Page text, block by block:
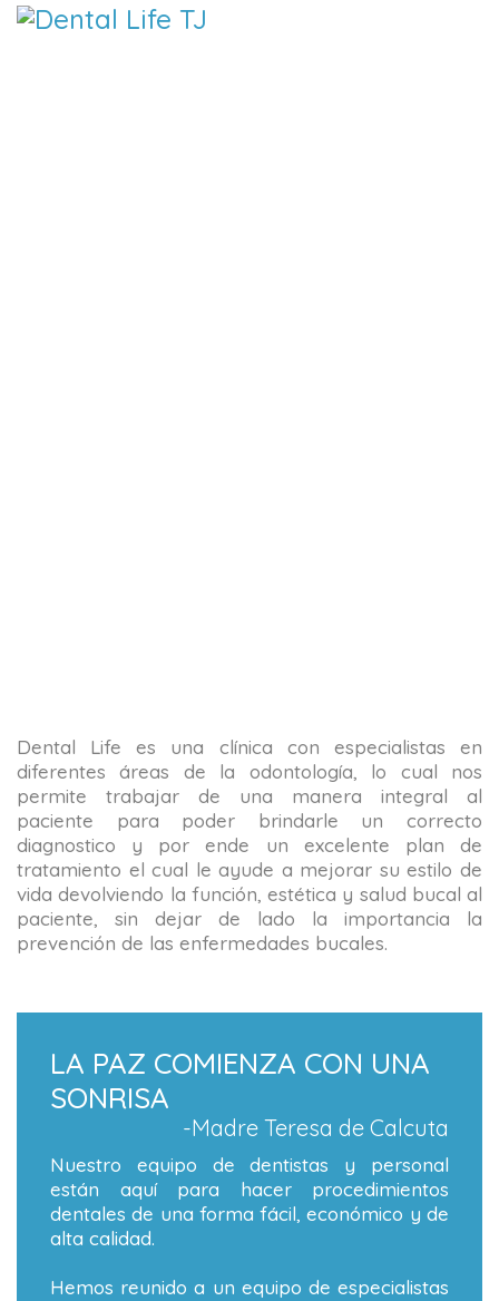
Dental Life es una clínica con especialistas en
diferentes áreas de la odontología, lo cual nos
permite trabajar de una manera integral al
paciente para poder brindarle un correcto
diagnostico y por ende un excelente plan de
tratamiento el cual le ayude a mejorar su estilo de
vida devolviendo la función, estética y salud bucal al
paciente, sin dejar de lado la importancia la
prevención de las enfermedades bucales.
LA PAZ COMIENZA CON UNA
SONRISA
-Madre Teresa de Calcuta
Nuestro equipo de dentistas y personal
están aquí para hacer procedimientos
dentales de una forma fácil, económico y de
alta calidad.
Hemos reunido a un equipo de especialistas